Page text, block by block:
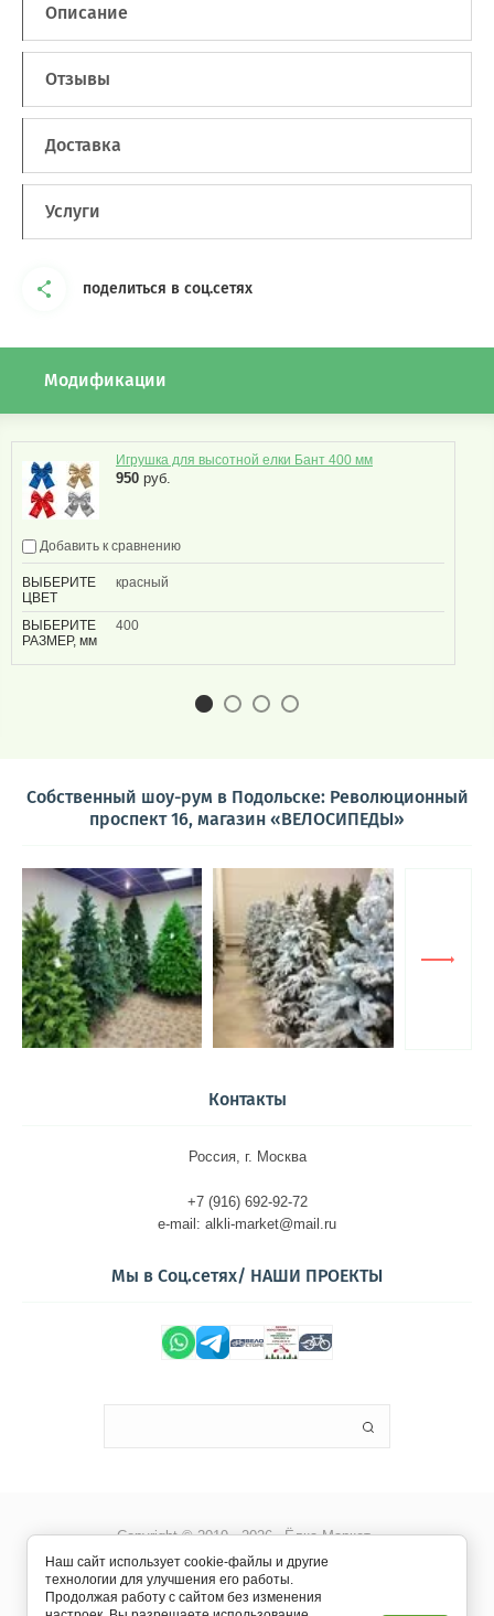
Описание
Отзывы
Доставка
Услуги
поделиться в соц.сетях
Модификации
Игрушка для высотной елки Бант 400 мм
950 руб.
Добавить к сравнению
ВЫБЕРИТЕ
ЦВЕТ
красный
ВЫБЕРИТЕ
РАЗМЕР, мм
400
Собственный шоу-рум в Подольске: Революционный
проспект 16, магазин «ВЕЛОСИПЕДЫ»
Контакты
Россия, г. Москва
+7 (916) 692-92-72
e-mail: alkli-market@mail.ru
Мы в Соц.сетях/ НАШИ ПРОЕКТЫ
Copyright © 2019 - 2026 «Ёлка-Маркет»
Наш сайт использует cookie-файлы и другие
технологии для улучшения его работы.
Продолжая работу с сайтом без изменения